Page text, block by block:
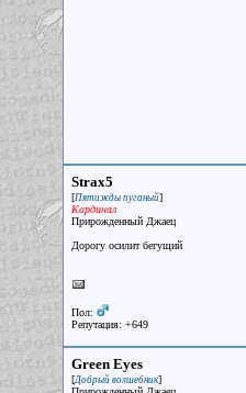
Strax5
[Пятижды пуганый]
Кардинал
Прирожденный Джаец
Дорогу осилит бегущий
Пол:
Репутация: +649
Green Eyes
[Добрый волшебник]